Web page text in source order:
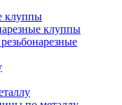
клуппы
клуппы